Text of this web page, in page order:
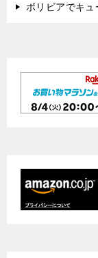
ボリビアでキ